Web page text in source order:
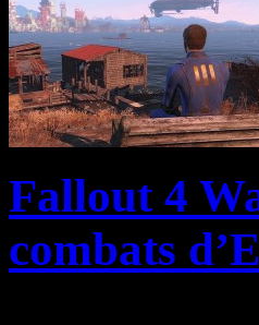
Fallout 4
combats